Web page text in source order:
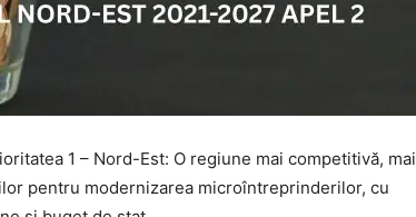
1 – Nord-Est: O regiune mai competitivă, mai
pentru modernizarea microîntreprinderilor, cu